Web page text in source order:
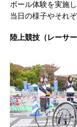
ボール体験を実施し
当日の様子やそれ
陸上競技（レーサー